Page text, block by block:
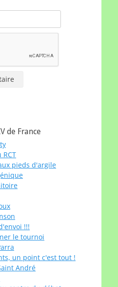
de France
pieds d'argile
!!!
le tournoi
un point c'est tout !
André